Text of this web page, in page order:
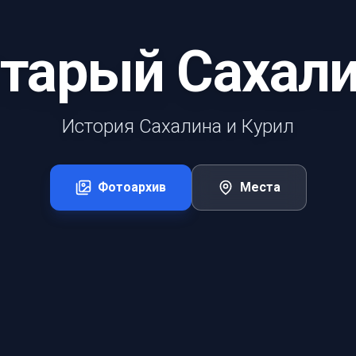
История Сахалина и Курил
Фотоархив Места